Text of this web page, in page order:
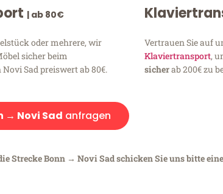
| ab 80€
oder mehrere, wir
sicher beim
Novi Sad preiswert ab 80€.
Vertrauen Sie auf
Klaviertransport,
sicherab 200€ zu
→ Novi Sad anfragen
Strecke Bonn → Novi Sad schicken Sie uns bitte